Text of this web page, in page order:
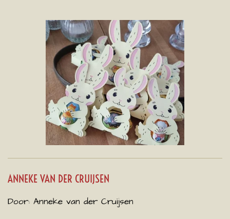
ANNEKE VAN DER CRUIJSEN
Door: Anneke van der Cruijsen